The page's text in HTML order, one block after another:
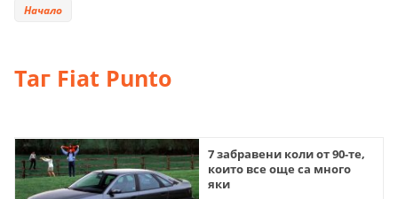
Начало
Таг Fiat Punto
7 забравени коли от 90-те,
които все още са много
яки